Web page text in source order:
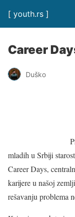
[ youth.rs ]
Career
Duško
mladih u Srbiji
Career Days,
karijere u našoj
rešavanju problema